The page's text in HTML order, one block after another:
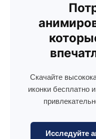
Скачайте
иконки бесплатно
Исследуйте